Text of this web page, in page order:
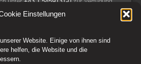
Einstellungen
Website. Einige von ihnen sind
helfen, die Website und die
zurück: Call Back Service
to Desktop Version